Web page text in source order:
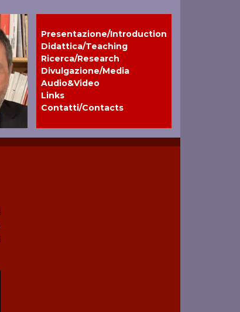
Presentazione/Introduction
Didattica/Teaching
Ricerca/Research
Divulgazione/Media
Audio&Video
Links
Contatti/Contacts